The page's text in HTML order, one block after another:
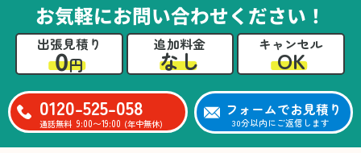
葉をいただきました。遺品整理という心の負担
が大きい作業において、少しでもA様の力にな
れたことをスタッフ一同嬉しく思います。
お気軽にお問い合わせください！
出張見積り
0円
追加料金
なし
キャンセル
OK
0120-525-058
通話無料 9:00〜19:00 (年中無休)
フォームでお見積り
30分以内にご返信します